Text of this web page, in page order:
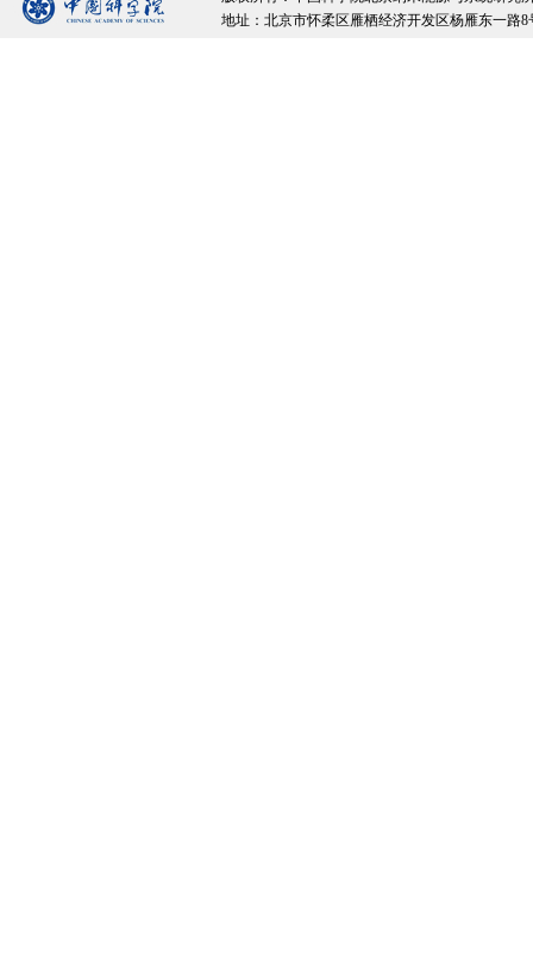
地址：北京市怀柔区雁栖经济开发区杨雁东一路8